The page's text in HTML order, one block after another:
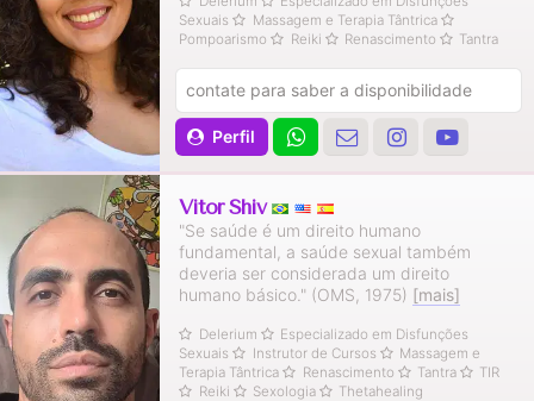
Sexuais
Massagem e Terapia Tântrica
Pompoarismo
Reiki Renascimento Tantra
Perfil
contate para saber a disponibilidade
Vitor Shiv
"Se saúde é um direito humano
fundamental, a saúde sexual também
deveria ser considerada um direito
humano básico." (OMS, 1975) [mais]
Delerium
Especializado em Disfunções
Sexuais
Instrutor de Cursos
Massagem e
Terapia Tântrica
Renascimento Tantra
TIR
Reiki
Sexologia Thetahealing